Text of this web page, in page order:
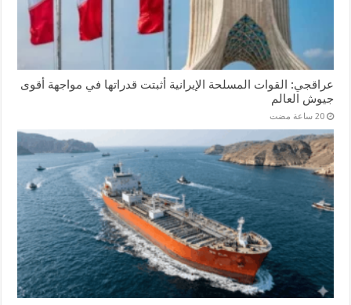
عراقجي: القوات المسلحة الإيرانية أثبتت قدراتها في مواجهة أقوى
جيوش العالم
‏20 ساعة مضت